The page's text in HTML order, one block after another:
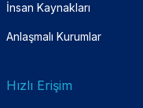
İnsan Kaynakları
Anlaşmalı Kurumlar
Hızlı Erişim